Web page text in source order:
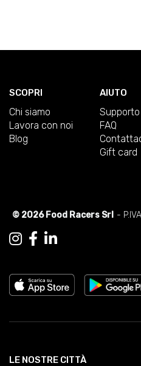
SCOPRI
Chi siamo
Lavora con noi
Blog
AIUTO
Supporto
FAQ
Gift card
© 2026 Food Racers Srl -
LE NOSTRE CITTÀ